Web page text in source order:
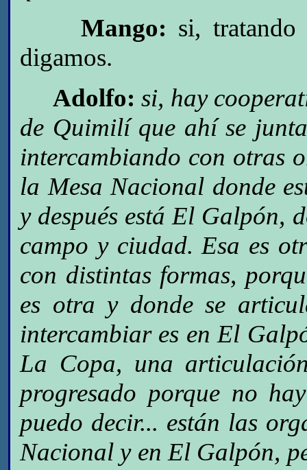
Mango: si,
digamos.
Adolfo: si, hay
de Quimilí que ahí se
intercambiando con otras
la Mesa Nacional donde
y después está El Galpón,
campo y ciudad. Esa es
con distintas formas,
es otra y donde se
intercambiar es en El
La Copa, una
progresado porque no
puedo decir... están las
Nacional y en El Galpón,